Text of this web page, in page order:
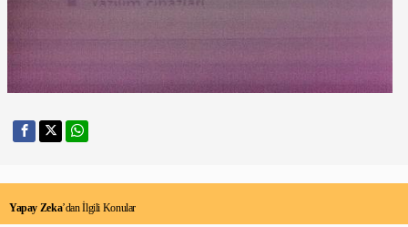
Yapay Zeka’dan İlgili Konular